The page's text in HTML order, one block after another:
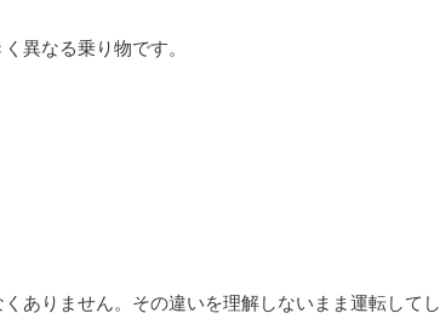
異なる乗り物です。
ありません。その違いを理解しないまま運転してし